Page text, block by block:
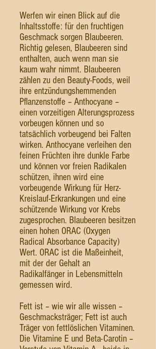
Werfen wir einen Blick auf die
Inhaltsstoffe: für den fruchtigen
Geschmack sorgen Blaubeeren.
Richtig gelesen, Blaubeeren sind
enthalten, auch wenn man sie
kaum wahr nimmt. Blaubeeren
zählen zu den Beauty-Foods, weil
ihre entzündungshemmenden
Pflanzenstoffe – Anthocyane –
einen vorzeitigen Alterungsprozess
vorbeugen können und so
tatsächlich vorbeugend bei Falten
wirken. Anthocyane verleihen den
feinen Früchten ihre dunkle Farbe
und können vor freien Radikalen
schützen, ihnen wird eine
vorbeugende Wirkung für Herz-
Kreislauf-Erkrankungen und eine
schützende Wirkung vor Krebs
zugesprochen. Blaubeeren besitzen
einen hohen ORAC (Oxygen
Radical Absorbance Capacity)
Wert. ORAC ist die Maßeinheit,
mit der der Gehalt an
Radikalfänger in Lebensmitteln
gemessen wird.
Fett ist – wie wir alle wissen –
Geschmacksträger; Fett ist auch
Träger von fettlöslichen Vitaminen.
Die Vitamine E und Beta-Carotin –